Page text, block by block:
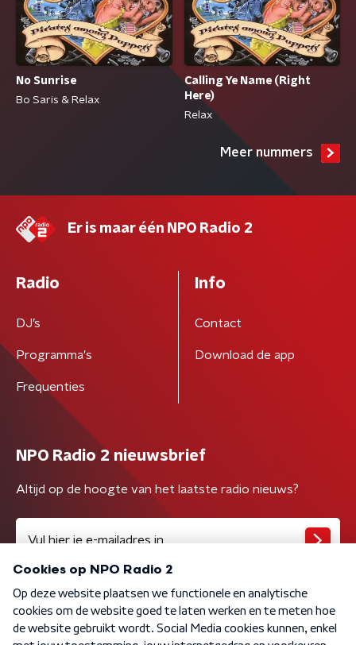
No Sunrise
Bo Saris & Relax
Calling Ye Name (Right
Here)
Relax
Meer nummers
Er is maar één NPO Radio 2
Radio
DJ’s
Programma's
Frequenties
Info
Contact
Download de app
NPO Radio 2 nieuwsbrief
Altijd op de hoogte van het laatste radio nieuws?
Algemene voorwaarden